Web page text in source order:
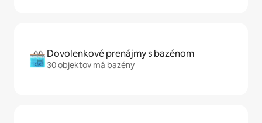
Dovolenkové prenájmy s bazénom
30 objektov má bazény